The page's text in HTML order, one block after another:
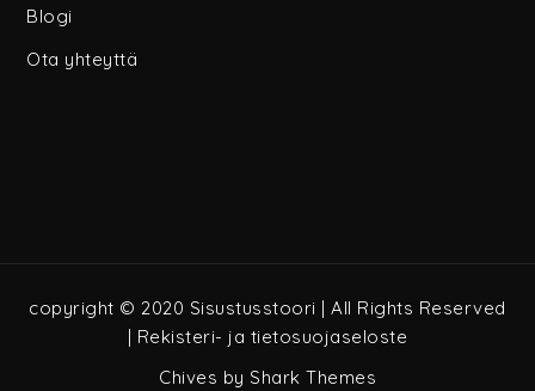
Blogi
Ota yhteyttä
copyright © 2020 Sisustusstoori | All Rights Reserved
| Rekisteri- ja tietosuojaseloste
Chives by Shark Themes